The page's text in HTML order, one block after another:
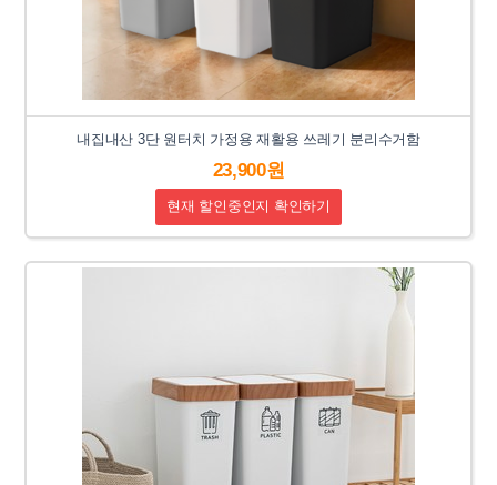
내집내산 3단 원터치 가정용 재활용 쓰레기 분리수거함
23,900원
현재 할인중인지 확인하기